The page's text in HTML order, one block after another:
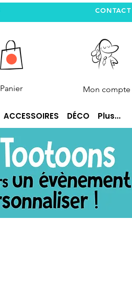
CONTACT
Panier Mon compte
ACCESSOIRES DÉCO Plus...